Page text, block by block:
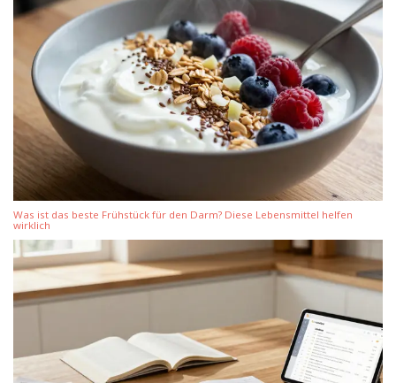
Was ist das beste Frühstück für den Darm? Diese Lebensmittel helfen
wirklich